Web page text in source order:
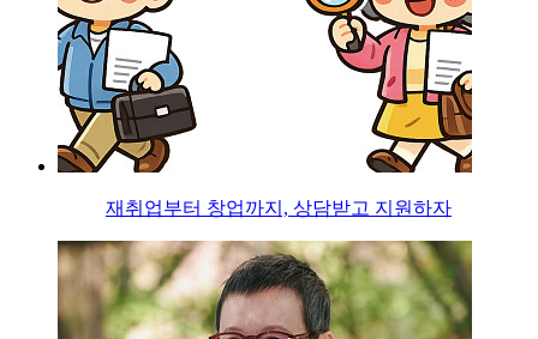
재취업부터 창업까지, 상담받고 지원하자